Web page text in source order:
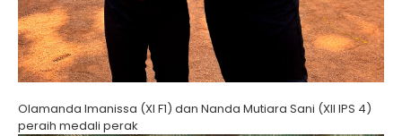
Olamanda Imanissa (XI F1) dan Nanda Mutiara Sani (XII IPS 4)
peraih medali perak